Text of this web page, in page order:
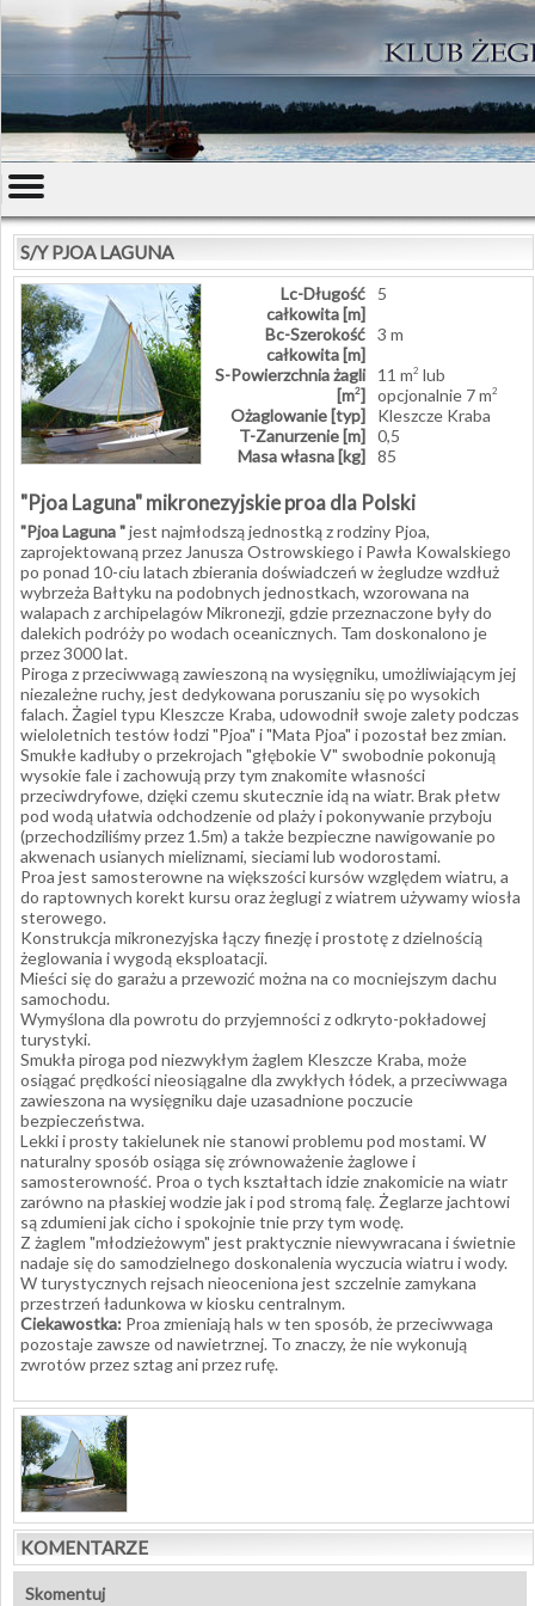
S/Y PJOA LAGUNA
Lc-Długość
całkowita [m]
5
Bc-Szerokość
całkowita [m]
3 m
S-Powierzchnia żagli
[m2]
11 m2 lub
opcjonalnie 7 m2
Ożaglowanie [typ]
Kleszcze Kraba
T-Zanurzenie [m] 0,5
Masa własna [kg] 85
"Pjoa Laguna" mikronezyjskie proa dla Polski
"Pjoa Laguna "jest najmłodszą jednostką z rodziny Pjoa,
zaprojektowaną przez Janusza Ostrowskiego i Pawła Kowalskiego
po ponad 10-ciu latach zbierania doświadczeń w żegludze wzdłuż
wybrzeża Bałtyku na podobnych jednostkach, wzorowana na
walapach z archipelagów Mikronezji, gdzie przeznaczone były do
dalekich podróży po wodach oceanicznych. Tam doskonalono je
przez 3000 lat.
Piroga z przeciwwagą zawieszoną na wysięgniku, umożliwiającym jej
niezależne ruchy, jest dedykowana poruszaniu się po wysokich
falach. Żagiel typu Kleszcze Kraba, udowodnił swoje zalety podczas
wieloletnich testów łodzi "Pjoa" i "Mata Pjoa" i pozostał bez zmian.
Smukłe kadłuby o przekrojach "głębokie V" swobodnie pokonują
wysokie fale i zachowują przy tym znakomite własności
przeciwdryfowe, dzięki czemu skutecznie idą na wiatr. Brak płetw
pod wodą ułatwia odchodzenie od plaży i pokonywanie przyboju
(przechodziliśmy przez 1.5m) a także bezpieczne nawigowanie po
akwenach usianych mieliznami, sieciami lub wodorostami.
Proa jest samosterowne na większości kursów względem wiatru, a
do raptownych korekt kursu oraz żeglugi z wiatrem używamy wiosła
sterowego.
Konstrukcja mikronezyjska łączy finezję i prostotę z dzielnością
żeglowania i wygodą eksploatacji.
Mieści się do garażu a przewozić można na co mocniejszym dachu
samochodu.
Wymyślona dla powrotu do przyjemności z odkryto-pokładowej
turystyki.
Smukła piroga pod niezwykłym żaglem Kleszcze Kraba, może
osiągać prędkości nieosiągalne dla zwykłych łódek, a przeciwwaga
zawieszona na wysięgniku daje uzasadnione poczucie
bezpieczeństwa.
Lekki i prosty takielunek nie stanowi problemu pod mostami. W
naturalny sposób osiąga się zrównoważenie żaglowe i
samosterowność. Proa o tych kształtach idzie znakomicie na wiatr
zarówno na płaskiej wodzie jak i pod stromą falę. Żeglarze jachtowi
są zdumieni jak cicho i spokojnie tnie przy tym wodę.
Z żaglem "młodzieżowym" jest praktycznie niewywracana i świetnie
nadaje się do samodzielnego doskonalenia wyczucia wiatru i wody.
W turystycznych rejsach nieoceniona jest szczelnie zamykana
przestrzeń ładunkowa w kiosku centralnym.
Ciekawostka: Proa zmieniają hals w ten sposób, że przeciwwaga
pozostaje zawsze od nawietrznej. To znaczy, że nie wykonują
zwrotów przez sztag ani przez rufę.
KOMENTARZE
Skomentuj